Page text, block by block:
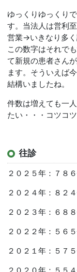
ゆっくりゆっくり
す。当法人は営利
営業→いきなり多く
この数字はそれで
て新規の患者さん
ます。そういえば
結構いましたね。
件数は増えても一
たい・・・コツコ
往診
２０２５年：７８
２０２４年：８２
２０２３年：６８
２０２２年：５６
２０２１年：５７
２０２０年：５５